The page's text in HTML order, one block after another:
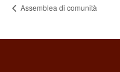
Assemblea di comunità